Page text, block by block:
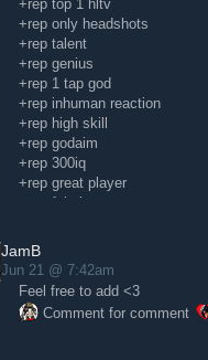
+rep top 1 hltv
+rep only headshots
+rep talent
+rep genius
+rep 1 tap god
+rep inhuman reaction
+rep high skill
+rep godaim
+rep 300iq
+rep great player
+rep fpl player
+rep insane flicks
+rep good awper
+rep awesome flicks
+rep great teammate
+rep team leader
JamB
Jun 21 @ 7:42am
Feel free to add <3
Comment for comment